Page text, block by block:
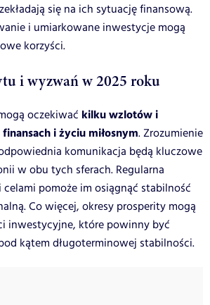
się na ich sytuację finansową.
i umiarkowane inwestycje mogą
korzyści.
i wyzwań w 2025 roku
oczekiwać kilku wzlotów i
i życiu miłosnym. Zrozumienie
komunikacja będą kluczowe
w obu tych sferach. Regularna
pomoże im osiągnąć stabilność
Co więcej, okresy prosperity mogą
inwestycyjne, które powinny być
kątem długoterminowej stabilności.